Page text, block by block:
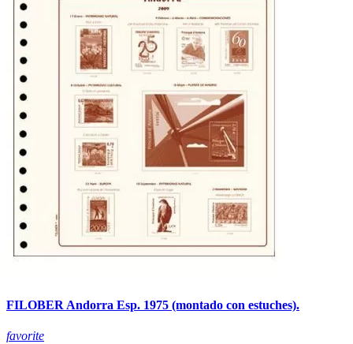
FILOBER Andorra Esp. 1975 (montado con estuches).
favorite